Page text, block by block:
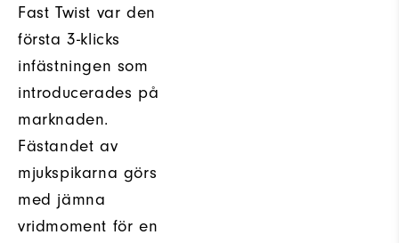
Fast Twist var den
första 3-klicks
infästningen som
introducerades på
marknaden.
Fästandet av
mjukspikarna görs
med jämna
vridmoment för en